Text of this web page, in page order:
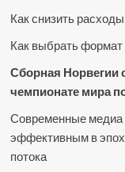
Как снизить
Как выбрать формат
Сборная Норвегии
чемпионате мира
Современные медиа
эффективным в
потока